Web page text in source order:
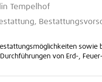
Tempelhof
sowie
von Erd-,